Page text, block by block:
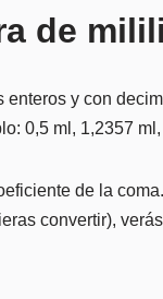
de
y con
0,5 ml, 1,2357
de la
convertir),